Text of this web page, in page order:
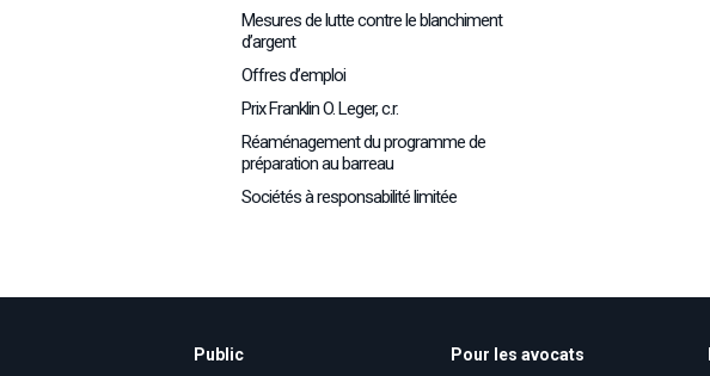
Mesures de lutte contre le blanchiment
d’argent
Offres d’emploi
Prix Franklin O. Leger, c.r.
Réaménagement du programme de
préparation au barreau
Sociétés à responsabilité limitée
Public Pour les avocats